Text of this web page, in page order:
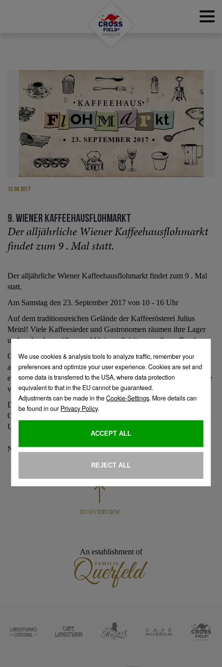
12.09.2017
9. WIENER KAFFEEHAUSFLOHMARKT
Der alljährliche Wiener Kaffeehausflohmarkt
findet zum 9 . Mal statt.
Der alljährliche Wiener Kaffeehausflohmarkt findet zum 9 . Mal
statt.
Am Samstag den 23. September 2017 von 10 - 16 Uhr
Auf dem traditionsreichen Gelände der Kaffeerösterei Julius
Meinl! Viele Kaffeesieder und Gastronomen räumen ihre Lager
und verkaufen größere und kleinere Schätze aus ihrem Fundus.
Geschirr, Gläser, Stühle, Kaffeemaschinen und ganz viel mehr -
alt, aber zum Wegwerfen zu schade! Auch wir sind dabei mit
einigen Schätzen aus unserem Kaffeehaus-Fundus. Schauen Sie
vorbei, wir freuen uns auf Sie!
Datum: Samstag, 23.9.2017
Ort: Julius Meinl Gasse 3-7, 1160 Wien
Uhrzeit: 10:00 – 15:00 Uhr
Nähere Informationen gibt es unterwww.kaffeehausflohmarkt.at
TO OVERVIEW
An establishment of